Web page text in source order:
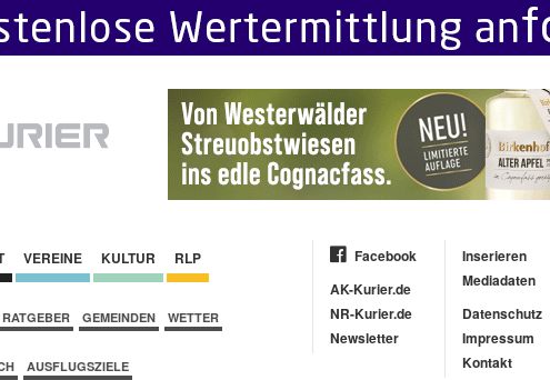
VEREINE KULTUR RLP
RATGEBER GEMEINDEN WETTER
AUSFLUGSZIELE
Facebook
AK-Kurier.de
NR-Kurier.de
Newsletter
Inserieren
Mediadaten
Datenschutz
Impressum
Kontakt